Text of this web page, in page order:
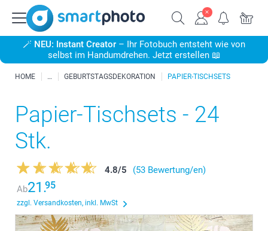
🪄 NEU: Instant Creator – Ihr Fotobuch entsteht wie von
selbst im Handumdrehen. Jetzt erstellen 📖
HOME GEBURTSTAGSDEKORATION PAPIER-TISCHSETS
Papier-Tischsets - 24
Stk.
4.8/5
(53 Bewertung/en)
Ab21.95
zzgl. Versandkosten, inkl. MwSt